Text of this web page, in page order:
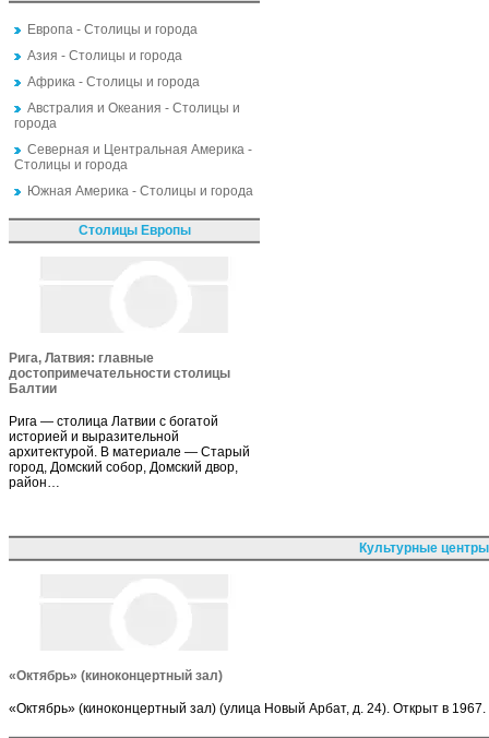
Европа - Столицы и города
Азия - Столицы и города
Африка - Столицы и города
Австралия и Океания - Столицы и
города
Северная и Центральная Америка -
Столицы и города
Южная Америка - Столицы и города
Столицы Европы
Рига, Латвия: главные
достопримечательности столицы
Балтии
Рига — столица Латвии с богатой
историей и выразительной
архитектурой. В материале — Старый
город, Домский собор, Домский двор,
район…
Культурные
«Октябрь» (киноконцертный зал)
«Октябрь» (киноконцертный зал) (улица Новый Арбат, д. 24). Открыт в